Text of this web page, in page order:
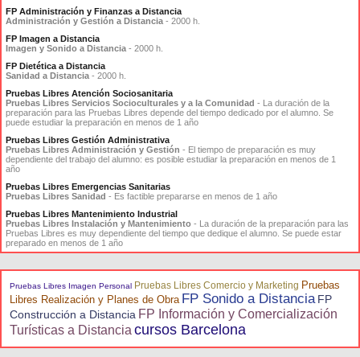
FP Administración y Finanzas a Distancia
Administración y Gestión a Distancia - 2000 h.
FP Imagen a Distancia
Imagen y Sonido a Distancia - 2000 h.
FP Dietética a Distancia
Sanidad a Distancia - 2000 h.
Pruebas Libres Atención Sociosanitaria
Pruebas Libres Servicios Socioculturales y a la Comunidad - La duración de la
preparación para las Pruebas Libres depende del tiempo dedicado por el alumno. Se
puede estudiar la preparación en menos de 1 año
Pruebas Libres Gestión Administrativa
Pruebas Libres Administración y Gestión - El tiempo de preparación es muy
dependiente del trabajo del alumno: es posible estudiar la preparación en menos de 1
año
Pruebas Libres Emergencias Sanitarias
Pruebas Libres Sanidad - Es factible prepararse en menos de 1 año
Pruebas Libres Mantenimiento Industrial
Pruebas Libres Instalación y Mantenimiento - La duración de la preparación para las
Pruebas Libres es muy dependiente del tiempo que dedique el alumno. Se puede estar
preparado en menos de 1 año
Pruebas Libres Imagen Personal Pruebas Libres Comercio y Marketing Pruebas
Libres Realización y Planes de Obra FP Sonido a Distancia FP
Construcción a Distancia FP Información y Comercialización
Turísticas a Distancia cursos Barcelona